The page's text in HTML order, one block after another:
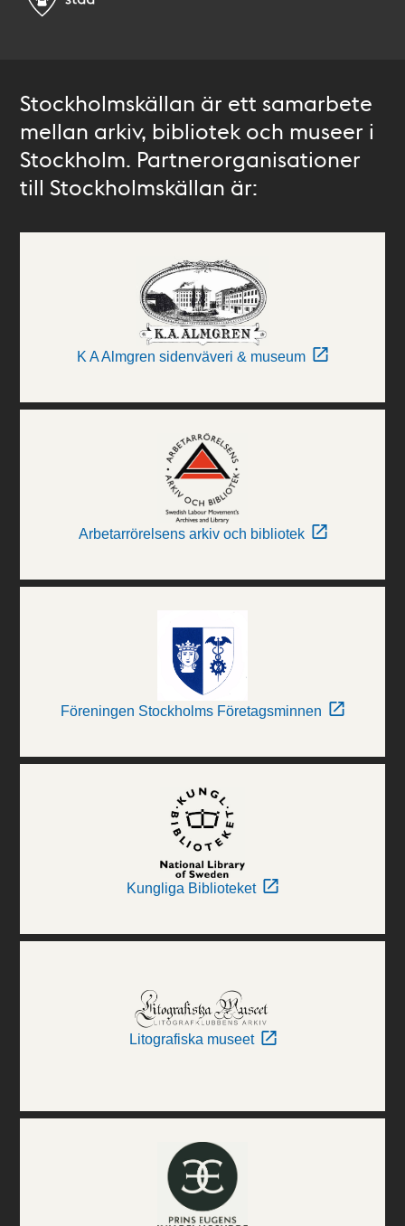
Stockholmskällan är ett samarbete
mellan arkiv, bibliotek och museer i
Stockholm. Partnerorganisationer
till Stockholmskällan är:
K A Almgren sidenväveri & museum
Arbetarrörelsens arkiv och bibliotek
Föreningen Stockholms Företagsminnen
Kungliga Biblioteket
Litografiska museet